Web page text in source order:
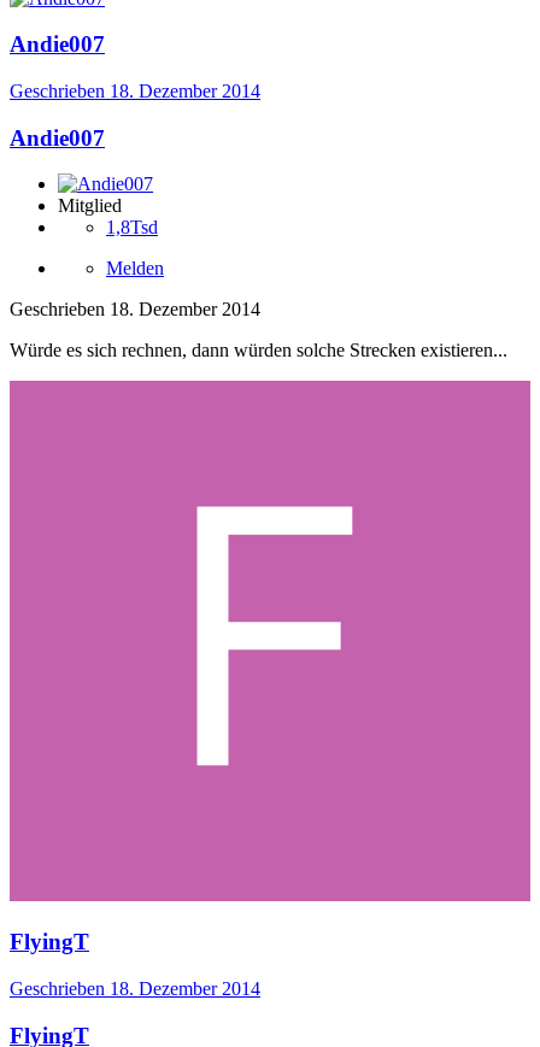
Andie007
Geschrieben 18. Dezember 2014
Andie007
Mitglied
1,8Tsd
Melden
Geschrieben 18. Dezember 2014
Würde es sich rechnen, dann würden solche Strecken existieren...
FlyingT
Geschrieben 18. Dezember 2014
FlyingT